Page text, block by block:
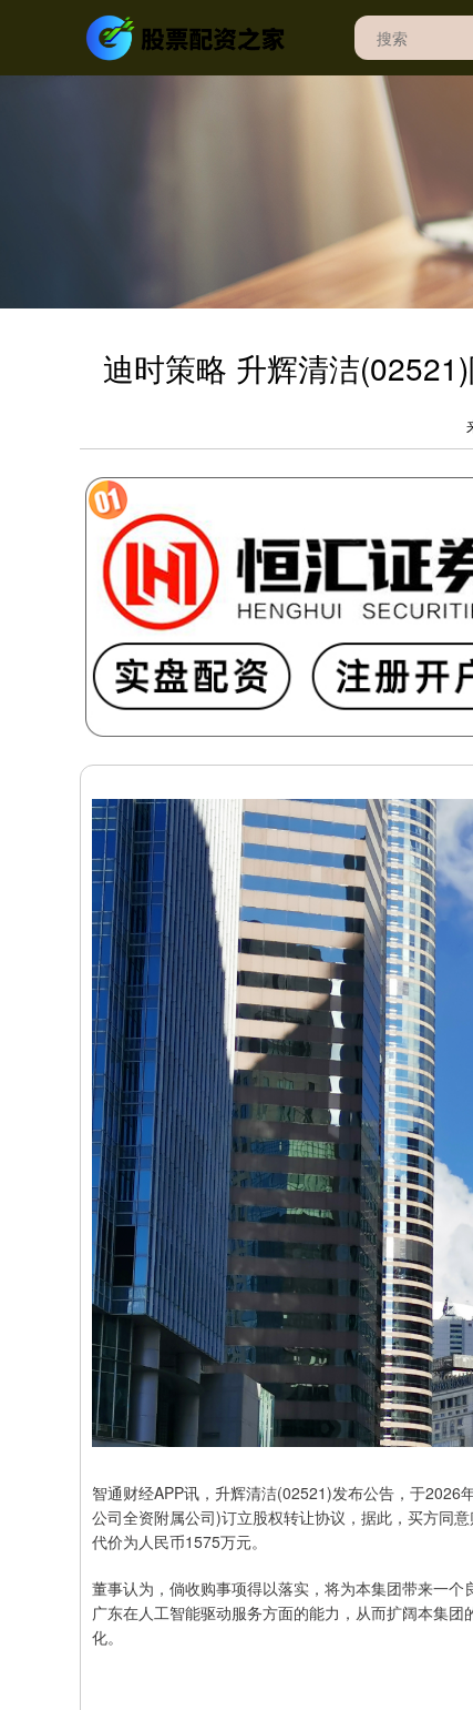
迪时策略 升辉清洁
智通财经APP讯，升辉清洁(02521)发布公告，于2026
公司全资附属公司)订立股权转让协议，据此，买方同
代价为人民币1575万元。
董事认为，倘收购事项得以落实，将为本集团带来一
广东在人工智能驱动服务方面的能力，从而扩阔本集
化。